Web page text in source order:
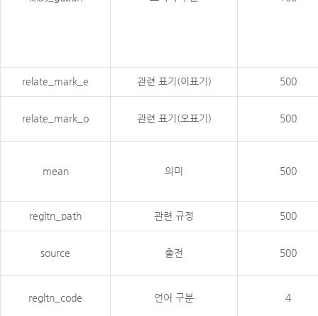
relate_mark_e 관련 표기(이표기) 500
relate_mark_o 관련 표기(오표기) 500
mean 의미 500
regltn_path 관련 규정 500
source 출전 500
regltn_code 언어 구분 4